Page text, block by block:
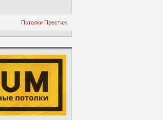
Потолки Престиж